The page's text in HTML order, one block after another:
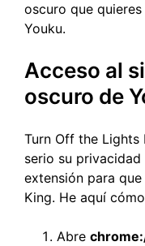
oscuro que
Youku.
Acceso al
oscuro de
Turn Off the Lights
serio su
extensión para
King. He aquí
Abre